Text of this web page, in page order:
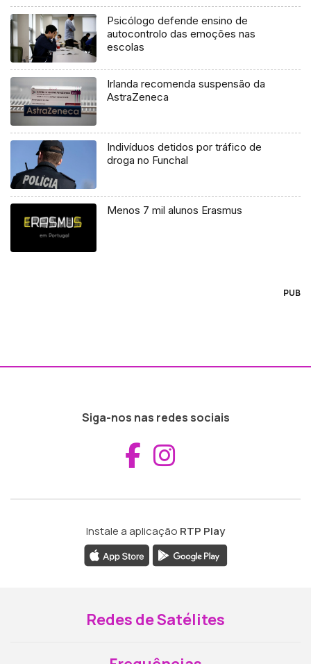
Psicólogo defende ensino de
autocontrolo das emoções nas
escolas
Irlanda recomenda suspensão da
AstraZeneca
Indivíduos detidos por tráfico de
droga no Funchal
Menos 7 mil alunos Erasmus
PUB
Siga-nos nas redes sociais
Aceder ao
Instale a aplicação RTP Play
Redes de Satélites